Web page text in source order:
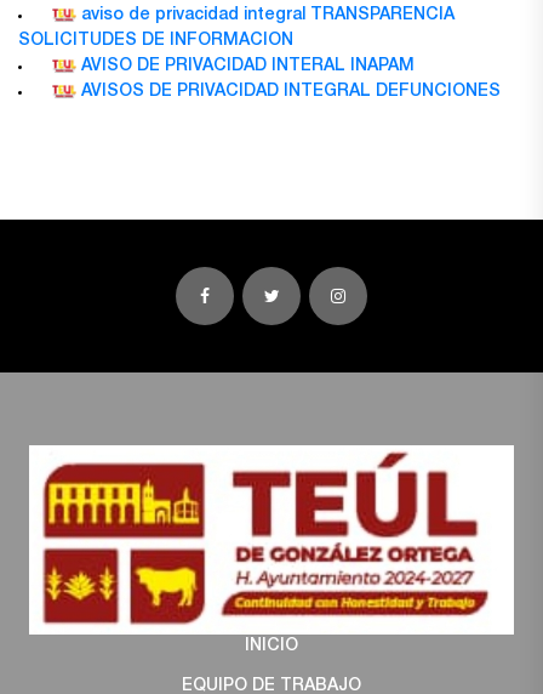
aviso de privacidad integral TRANSPARENCIA
SOLICITUDES DE INFORMACION
AVISO DE PRIVACIDAD INTERAL INAPAM
AVISOS DE PRIVACIDAD INTEGRAL DEFUNCIONES
INICIO
EQUIPO DE TRABAJO